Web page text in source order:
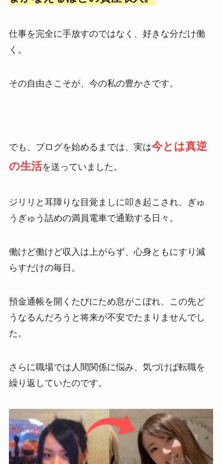
仕事を完全に手放すのではなく、好きな分だけ働
く。
その自由さこそが、今の私の豊かさです。
でも、ブログを始めるまでは、実は今とは真逆
の生活を送っていました。
ジリリと耳障りな目覚ましに叩き起こされ、ぎゅ
うぎゅう詰めの満員電車で通勤する日々。
働けど働けど収入は上がらず、心身ともにすり減
らすだけの毎日。
預金通帳を開くたびにため息がこぼれ、この先ど
うなるんだろうと将来が不安でたまりませんでし
た。
さらに職場では人間関係に悩み、気づけば転職を
繰り返していたのです。